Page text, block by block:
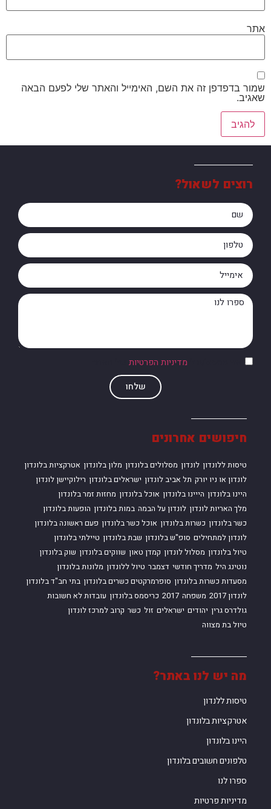
אתר
שמור בדפדפן זה את השם, האימייל והאתר שלי לפעם הבאה
שאגיב.
מה יש לנו באתר?
טיסות ללנדון
אטרקציות בלונדון
היינו בלונדון
טלפונים חשובים בלונדון
ספרו לנו
מדיניות פרטיות
חיפושים אחרונים
טיסות ללונדון לונדון מסלולים בלונדון מלון בלונדון אטרקציות בלונדון
לונדון או ניו יורק תל אביב לונדון ישראלים בלונדון רילוקיישן לונדון
היינו בלונדון הייינו בלונדון אוכל בלונדון מחזות זמר בלונדון
מלך האריות לונדון לונדון על הבמה במות בלונדון הופעות בלונדון
כשר בלונדון כשרות בלונדון אוכל כשר בלונדון פעם ראשונה בלונדון
לונדון למתחילים סופ"ש בלונדון שבת בלונדון טיילתי בלונדון
טיול בלונדון מסלול לונדון קמדן טאון שווקים בלונדון שוק בלונדון
נוטינג היל מדריך חודשי דצמבר טיול ללונדון מלונות בלונדון
מסעדות כשרות בלונדון סופרמרקטים כשרים בלונדון בתי חב"ד בלונדון
לונדון 2017
משפחה 2017 כריסמס בלונדון עובדות לא חשובות
גולדרס גרין יהודים ישראלים זול כשר קרוב למרכז לונדון
טיול בת מצווה
רוצים לשאול?
מדיניות הפרטיות
שלחו